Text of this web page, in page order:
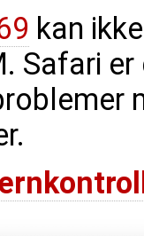
kan
Safari